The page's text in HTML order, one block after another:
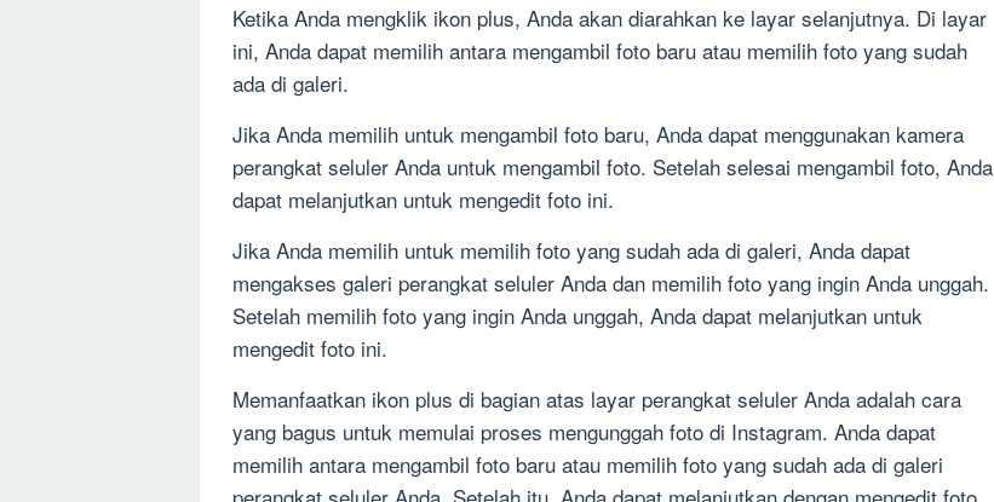
Ketika Anda mengklik ikon plus, Anda akan diarahkan ke layar selanjutnya. Di layar
ini, Anda dapat memilih antara mengambil foto baru atau memilih foto yang sudah
ada di galeri.
Jika Anda memilih untuk mengambil foto baru, Anda dapat menggunakan kamera
perangkat seluler Anda untuk mengambil foto. Setelah selesai mengambil foto, Anda
dapat melanjutkan untuk mengedit foto ini.
Jika Anda memilih untuk memilih foto yang sudah ada di galeri, Anda dapat
mengakses galeri perangkat seluler Anda dan memilih foto yang ingin Anda unggah.
Setelah memilih foto yang ingin Anda unggah, Anda dapat melanjutkan untuk
mengedit foto ini.
Memanfaatkan ikon plus di bagian atas layar perangkat seluler Anda adalah cara
yang bagus untuk memulai proses mengunggah foto di Instagram. Anda dapat
memilih antara mengambil foto baru atau memilih foto yang sudah ada di galeri